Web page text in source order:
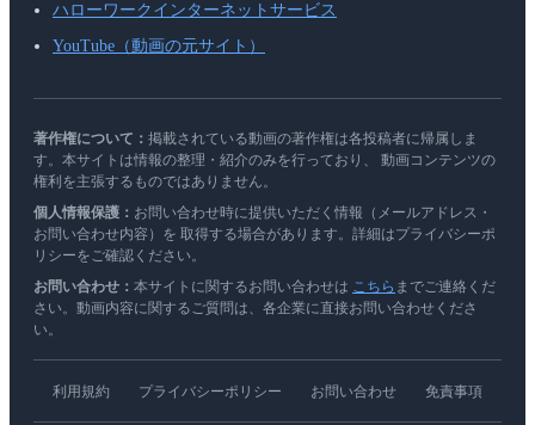
ハローワークインターネットサービス
YouTube（動画の元サイト）
著作権について： 掲載されている動画の著作権は各投稿者に帰属しま
す。本サイトは情報の整理・紹介のみを行っており、 動画コンテンツの
権利を主張するものではありません。
個人情報保護： お問い合わせ時に提供いただく情報（メールアドレス・
お問い合わせ内容）を 取得する場合があります。詳細はプライバシーポ
リシーをご確認ください。
お問い合わせ： 本サイトに関するお問い合わせは こちら までご連絡くだ
さい。動画内容に関するご質問は、各企業に直接お問い合わせくださ
い。
利用規約 プライバシーポリシー お問い合わせ 免責事項